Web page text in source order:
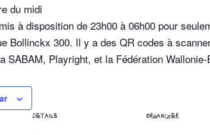
du midi
à disposition de 23h00 à 06h00 pour
Bollinckx 300. Il y a des QR codes à
SABAM, Playright, et la Fédération
DETAILS ORGANIZER